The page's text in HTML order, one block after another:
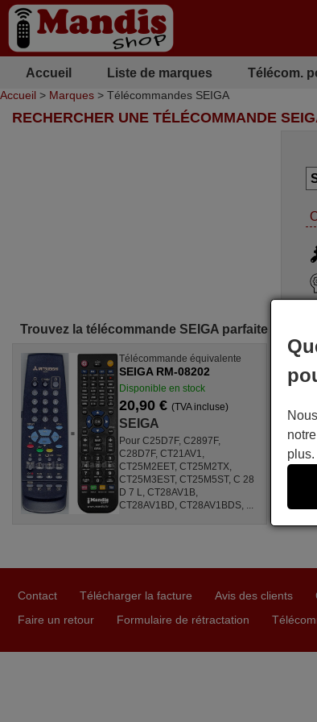
Accueil Liste de marques Télécom.
Accueil > Marques > Télécommandes SEIGA
RECHERCHER UNE TÉLÉCOMMANDE
Trouvez la télécommande SEIGA parfaite pour
Télécommande équivalente
SEIGA RM-08202
Disponible en stock
20,90 € (TVA incluse)
SEIGA
Pour C25D7F, C2897F,
C28D7F, CT21AV1,
CT25M2EET, CT25M2TX,
CT25M3EST, CT25M5ST, C 28
D 7 L, CT28AV1B,
CT28AV1BD, CT28AV1BDS, ...
Contact Télécharger la facture Avis des clients
Faire un retour
Formulaire de rétractation
plus.